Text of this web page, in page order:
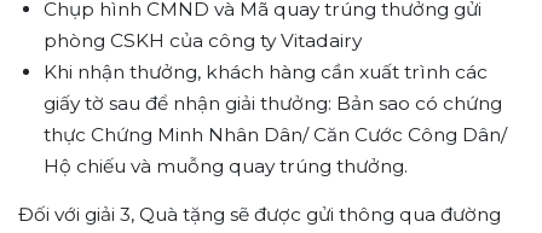
Chụp hình CMND và Mã quay trúng thưởng gửi
phòng CSKH của công ty Vitadairy
Khi nhận thưởng, khách hàng cần xuất trình các
giấy tờ sau để nhận giải thưởng: Bản sao có chứng
thực Chứng Minh Nhân Dân/ Căn Cước Công Dân/
Hộ chiếu và muỗng quay trúng thưởng.
Đối với giải 3, Quà tặng sẽ được gửi thông qua đường